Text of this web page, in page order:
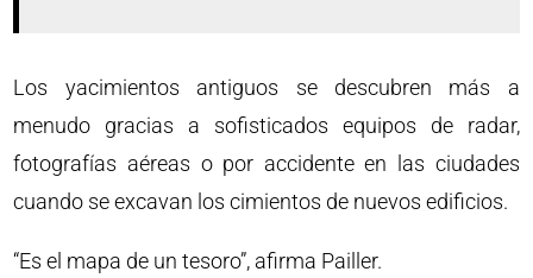
Los yacimientos antiguos se descubren más a
menudo gracias a sofisticados equipos de radar,
fotografías aéreas o por accidente en las ciudades
cuando se excavan los cimientos de nuevos edificios.
“Es el mapa de un tesoro”, afirma Pailler.